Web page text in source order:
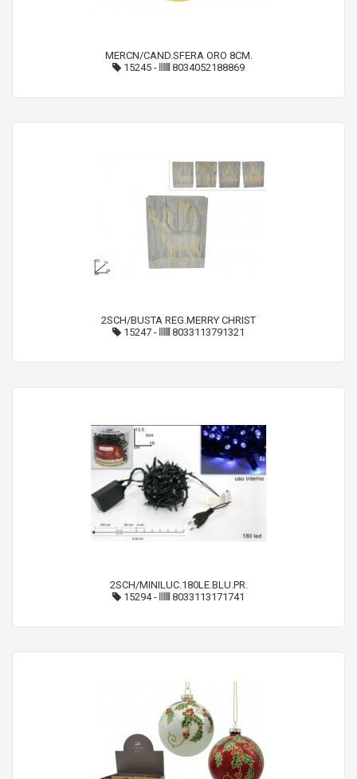
MERCN/CAND.SFERA ORO 8CM.
15245 - 8034052188869
2SCH/BUSTA REG.MERRY CHRIST
15247 - 8033113791321
2SCH/MINILUC.180LE.BLU.PR.
15294- 8033113171741